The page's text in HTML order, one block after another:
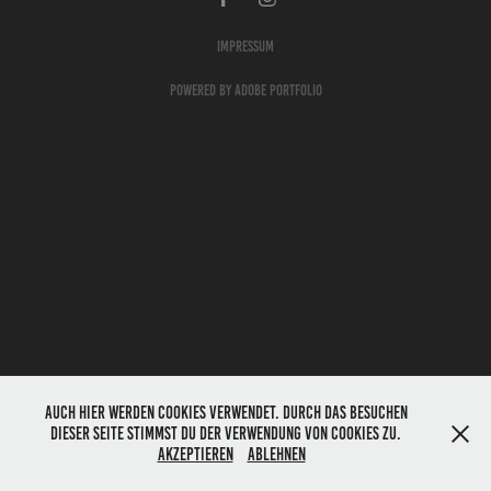
Impressum
Powered by Adobe Portfolio
Auch hier werden Cookies verwendet. Durch das Besuchen
dieser Seite stimmst du der Verwendung von Cookies zu.
Akzeptieren
Ablehnen